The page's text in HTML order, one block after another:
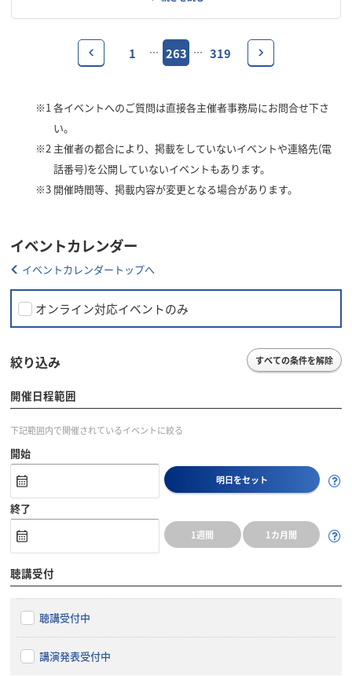
1 … 263 … 319
※1各イベントへのご質問は直接各主催者事務局にお問合せ下さ
い。
※2 主催者の都合により、掲載をしていないイベントや連絡先(電
話番号)を公開していないイベントもあります。
※3 開催時間等、掲載内容が変更となる場合があります。
イベントカレンダー
イベントカレンダートップへ
オンライン対応イベントのみ
絞り込み すべての条件を解除
開催日程範囲
下記範囲内で開催されているイベントに絞る
開始
明日をセット
終了
1週間 1カ月間
聴講受付
聴講受付中
講演発表受付中